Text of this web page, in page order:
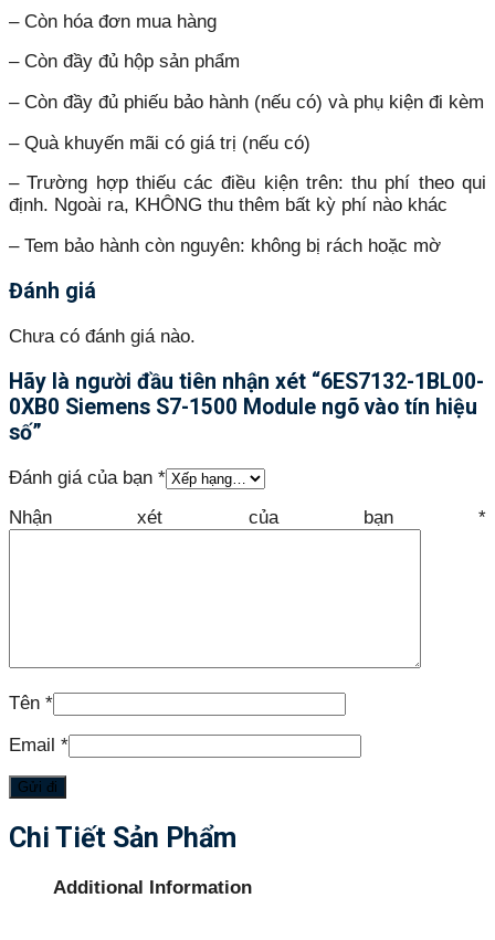
– Còn hóa đơn mua hàng
– Còn đầy đủ hộp sản phẩm
– Còn đầy đủ phiếu bảo hành (nếu có) và phụ kiện đi kèm
– Quà khuyến mãi có giá trị (nếu có)
– Trường hợp thiếu các điều kiện trên: thu phí theo qui
định. Ngoài ra, KHÔNG thu thêm bất kỳ phí nào khác
– Tem bảo hành còn nguyên: không bị rách hoặc mờ
Đánh giá
Chưa có đánh giá nào.
Hãy là người đầu tiên nhận xét “6ES7132-1BL00-
0XB0 Siemens S7-1500 Module ngõ vào tín hiệu
số”
Đánh giá của bạn *
Nhận xét của bạn *
Tên *
Email *
Chi Tiết Sản Phẩm
Additional Information